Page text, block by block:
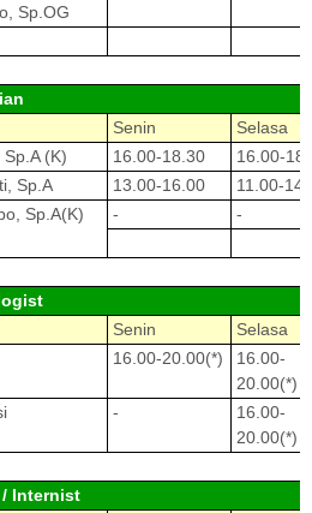
Sp.OG
Senin
Selasa
(K)
16.00-18.30
16.00-
Sp.A
13.00-16.00
11.00-
Sp.A(K)
- -
Senin
Selasa
16.00-20.00(*)
16.00-
20.00(*)
-
16.00-
20.00(*)
/ Internist